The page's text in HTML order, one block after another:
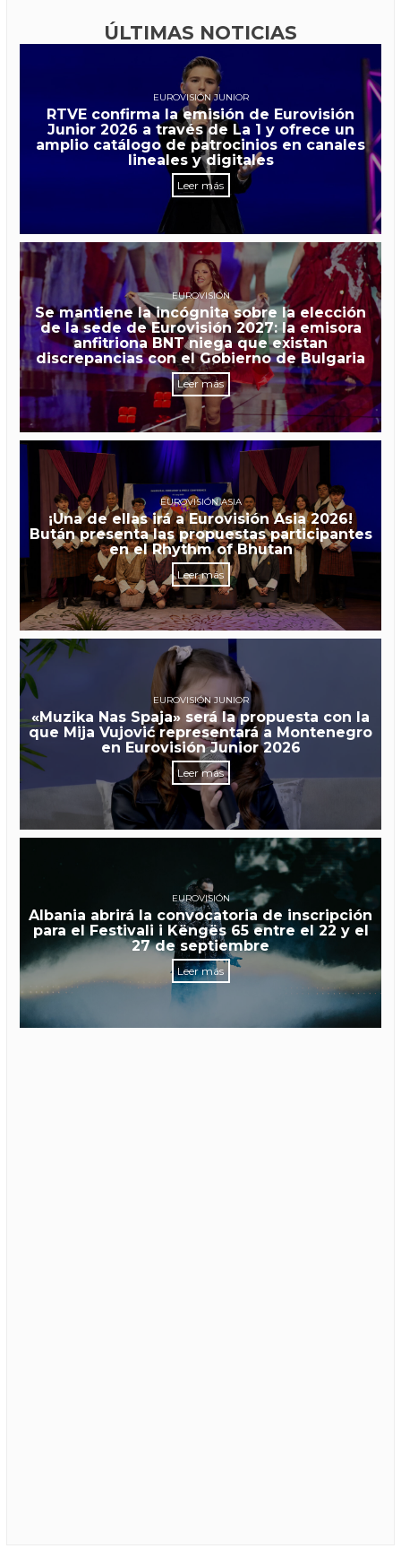
ÚLTIMAS NOTICIAS
EUROVISIÓN JUNIOR
RTVE confirma la emisión de Eurovisión
Junior 2026 a través de La 1 y ofrece un
amplio catálogo de patrocinios en canales
lineales y digitales
Leer más
EUROVISIÓN
Se mantiene la incógnita sobre la elección
de la sede de Eurovisión 2027: la emisora
anfitriona BNT niega que existan
discrepancias con el Gobierno de Bulgaria
Leer más
EUROVISIÓN ASIA
¡Una de ellas irá a Eurovisión Asia 2026!
Bután presenta las propuestas participantes
en el Rhythm of Bhutan
Leer más
EUROVISIÓN JUNIOR
«Muzika Nas Spaja» será la propuesta con la
que Mija Vujović representará a Montenegro
en Eurovisión Junior 2026
Leer más
EUROVISIÓN
Albania abrirá la convocatoria de inscripción
para el Festivali i Këngës 65 entre el 22 y el
27 de septiembre
Leer más